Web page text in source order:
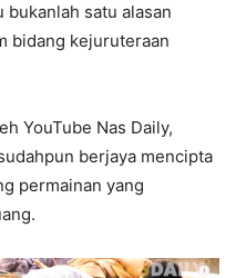
bukanlah satu alasan
bidang kejuruteraan
YouTube Nas Daily,
berjaya mencipta
permainan yang